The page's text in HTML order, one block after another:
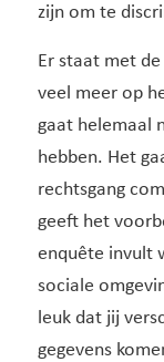
zijn om te
Er staat met
veel meer op
gaat helemaal
hebben. Het
rechtsgang
geeft het
enquête invult
sociale
leuk dat jij
gegevens